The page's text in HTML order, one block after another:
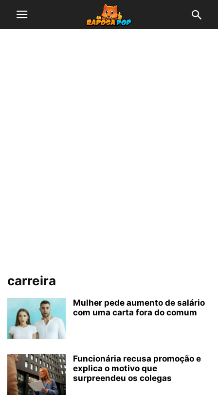
carreira
Mulher pede aumento de salário
com uma carta fora do comum
Funcionária recusa promoção e
explica o motivo que
surpreendeu os colegas